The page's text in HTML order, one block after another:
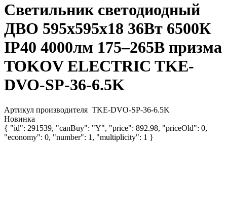
Светильник светодиодный
ДВО 595х595х18 36Вт 6500К
IP40 4000лм 175–265В призма
TOKOV ELECTRIC TKE-
DVO-SP-36-6.5K
Артикул производителя TKE-DVO-SP-36-6.5K
Новинка
{ "id": 291539, "canBuy": "Y", "price": 892.98, "priceOld": 0,
"economy": 0, "number": 1, "multiplicity": 1 }